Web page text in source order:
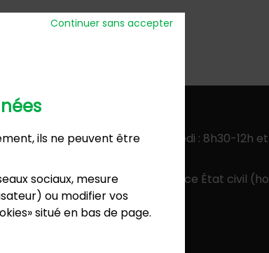
ils ne peuvent être
sociaux, mesure
ou modifier vos
situé en bas de page.
Continuer sans accepter
Lundi, mercredi, jeudi, vendredi : 8h30-12h
Samedi : 9h-12h pour le service État civil
vacances scolaires)